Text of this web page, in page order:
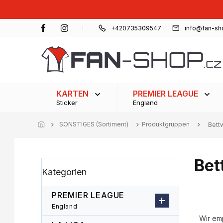
+420735309547 info@fan-
KARTEN
Sticker
PREMIER LEAGUE
England
SONSTIGES (Sortiment) Produktgruppen
e
n
überspringen
Kategorien
PREMIER LEAGUE
England
Wir